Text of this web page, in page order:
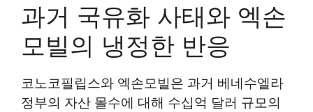
과거 국유화 사태와 엑손
모빌의 냉정한 반응
코노코필립스와 엑손모빌은 과거 베네수엘라
정부의 자산 몰수에 대해 수십억 달러 규모의